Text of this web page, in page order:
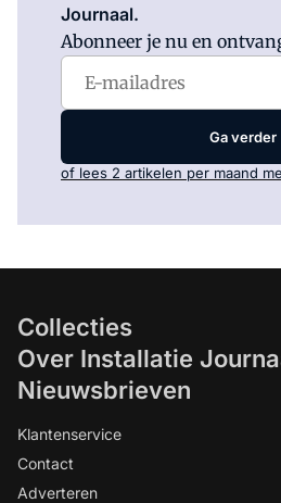
Journaal.
Abonneer je nu en
Ga verder
of lees 2 artikelen per maand
Collecties
Over Installatie
Nieuwsbrieven
Klantenservice
Contact
Adverteren